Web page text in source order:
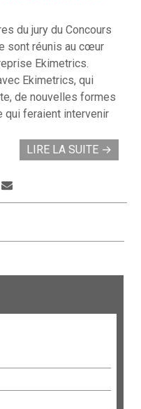
du jury du Concours
sont réunis au cœur
Ekimetrics.
Ekimetrics, qui
de nouvelles formes
qui feraient intervenir
LIRE LA SUITE →